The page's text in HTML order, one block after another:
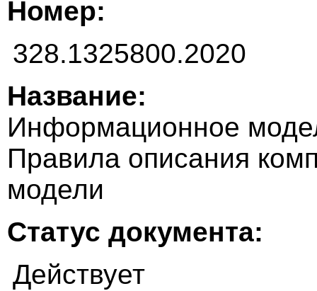
Номер:
328.1325800.2020
Название:
Информационное
Правила описания
модели
Статус документа:
Действует